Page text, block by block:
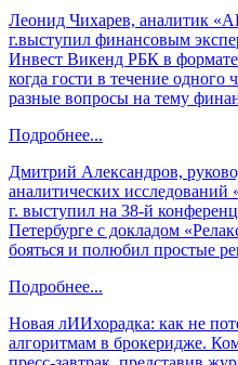
Леонид Чихарев, аналитик
г.выступил финансовым
Инвест Викенд РБК в
когда гости в течение одного
разные вопросы на тему
Подробнее...
Дмитрий Александров,
аналитических
г. выступил на 38-й
Петербурге с докладом
бояться и полюбил простые
Подробнее...
Новая лИИхорадка: как не
алгоритмам в брокеридже.